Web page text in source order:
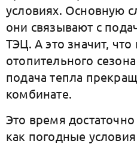
условиях. Основную
они связывают с
ТЭЦ. А это значит,
отопительного
подача тепла
комбинате.
Это время
как погодные